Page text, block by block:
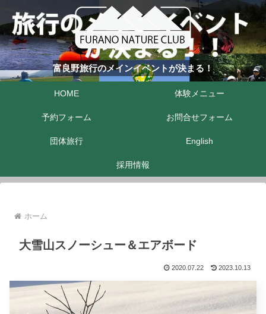
富良野旅行のメインイベントが決まる！
HOME 体験メニュー
予約フォーム お問合せフォーム
団体旅行 English
採用情報
ホーム
大雪山スノーシュー＆エアボード
2020.07.22 2023.10.13